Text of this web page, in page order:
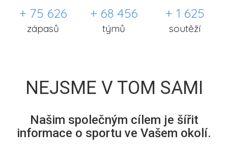
+ 75 626
zápasů
+ 68 456
týmů
+ 1 625
soutěží
NEJSME V TOM SAMI
Našim společným cílem je šířit
informace o sportu ve Vašem okolí.